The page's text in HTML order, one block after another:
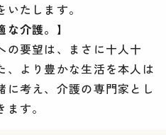
たします。
介護。】
の要望は、まさに十人十
、より豊かな生活を本人は
に考え、介護の専門家とし
す。